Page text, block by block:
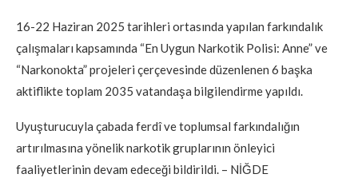
16-22 Haziran 2025 tarihleri ortasında yapılan farkındalık
çalışmaları kapsamında “En Uygun Narkotik Polisi: Anne” ve
“Narkonokta” projeleri çerçevesinde düzenlenen 6 başka
aktiflikte toplam 2035 vatandaşa bilgilendirme yapıldı.
Uyuşturucuyla çabada ferdî ve toplumsal farkındalığın
artırılmasına yönelik narkotik gruplarının önleyici
faaliyetlerinin devam edeceği bildirildi. – NİĞDE